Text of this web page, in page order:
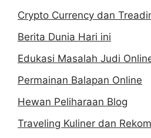
Crypto Currency dan
Berita Dunia Hari ini
Edukasi Masalah Judi
Permainan Balapan Online
Hewan Peliharaan Blog
Traveling Kuliner dan